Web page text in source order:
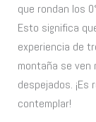
que rondan los
Esto significa
experiencia de
montaña se ven
despejados.
contemplar!